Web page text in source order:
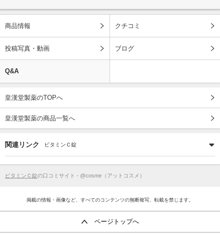
商品情報 クチコミ
投稿写真・動画 ブログ
Q&A
皇漢堂製薬のTOPへ
皇漢堂製薬の商品一覧へ
関連リンク ビタミンＣ錠
ビタミンＣ錠の口コミサイト - @cosme（アットコスメ）
掲載の情報・画像など、すべてのコンテンツの無断複写、転載を禁じます。
ページトップへ